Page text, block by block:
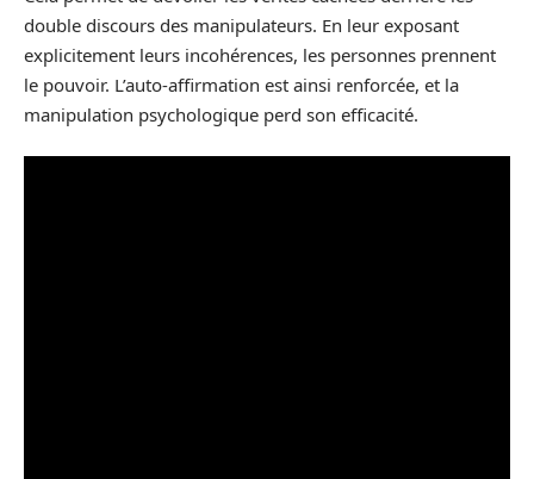
double discours des manipulateurs. En leur exposant
explicitement leurs incohérences, les personnes prennent
le pouvoir. L’auto-affirmation est ainsi renforcée, et la
manipulation psychologique perd son efficacité.